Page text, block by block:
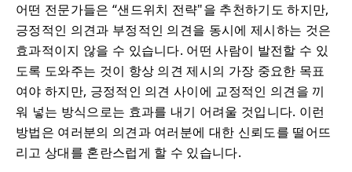
어떤 전문가들은 “샌드위치 전략"을 추천하기도 하지만,
긍정적인 의견과 부정적인 의견을 동시에 제시하는 것은
효과적이지 않을 수 있습니다. 어떤 사람이 발전할 수 있
도록 도와주는 것이 항상 의견 제시의 가장 중요한 목표
여야 하지만, 긍정적인 의견 사이에 교정적인 의견을 끼
워 넣는 방식으로는 효과를 내기 어려울 것입니다. 이런
방법은 여러분의 의견과 여러분에 대한 신뢰도를 떨어뜨
리고 상대를 혼란스럽게 할 수 있습니다.